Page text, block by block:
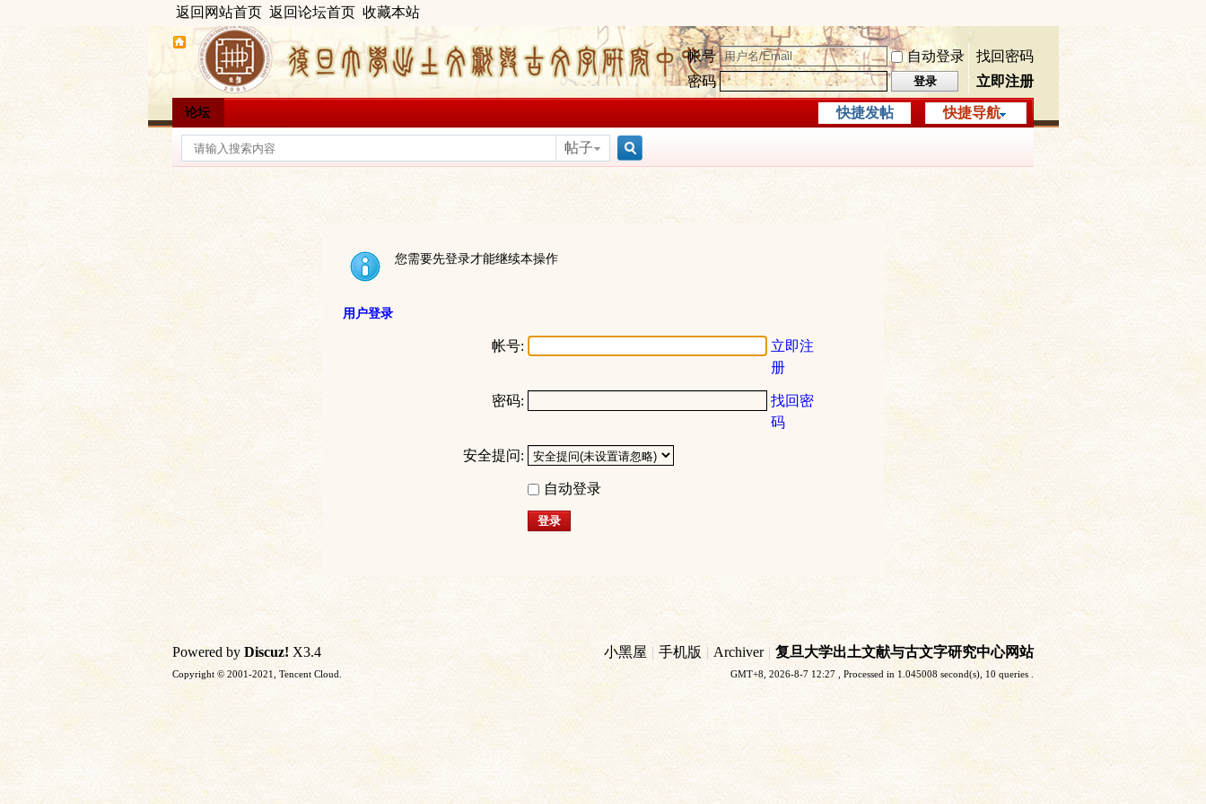
返回网站首页 返回论坛首页 收藏本站
帐号 自动登录
找回密码
密码
登录 立即注册
快捷导航
论坛 快捷发帖
帖子
您需要先登录才能继续本操作
用户登录
帐号:
立即注
册
密码:
找回密
码
安全提问:
自动登录
登录
小黑屋 | 手机版 | Archiver | 复旦大学出土文献与古文字研究中心网站
GMT+8, 2026-8-7 12:27 , Processed in 1.045008 second(s), 10 queries .
Powered by Discuz! X3.4
Copyright © 2001-2021, Tencent Cloud.